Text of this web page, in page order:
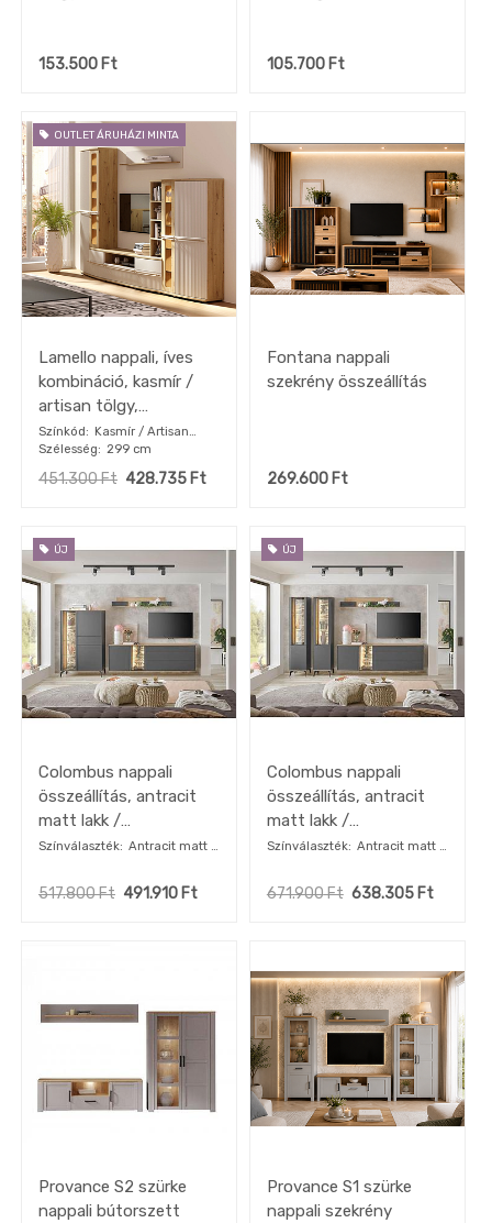
153.500 Ft 105.700Ft
OUTLET ÁRUHÁZI MINTA
Lamello nappali, íves
kombináció, kasmír /
artisan tölgy,
világítással, 299x199
cm"k"
Színkód
Kasmír / Artisan
tölgy
Szélesség 299 cm
451.300Ft 428.735 Ft
Fontana nappali
szekrény összeállítás
269.600Ft
ÚJ
Colombus nappali
összeállítás, antracit
matt lakk /
csomóstölgy, LED
Színválaszték
Antracit matt /
517.800Ft 491.910 Ft
ÚJ
Colombus nappali
összeállítás, antracit
matt lakk /
csomóstölgy, LED
Színválaszték
Antracit matt /
671.900Ft 638.305Ft
Provance S2 szürke
nappali bútorszett
Provance S1 szürke
nappali szekrény